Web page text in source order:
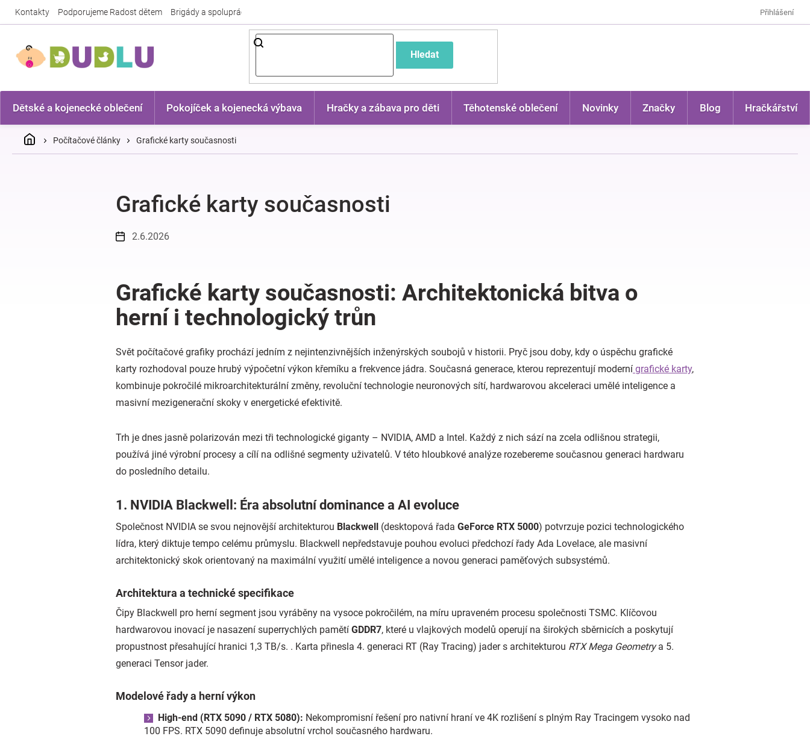
Kontakty Podporujeme Radost dětem Brigády a spolupráce Přihlášení
Hledat
Dětské a kojenecké oblečení Pokojíček a kojenecká výbava Hračky a zábava pro děti Těhotenské oblečení Novinky Značky Blog Hračkářství
DomůPočítačové články Grafické karty současnosti
Grafické karty současnosti
2.6.2026
Grafické karty současnosti: Architektonická bitva o
herní i technologický trůn
Svět počítačové grafiky prochází jedním z nejintenzivnějších inženýrských soubojů v historii. Pryč jsou doby, kdy o úspěchu grafické
karty rozhodoval pouze hrubý výpočetní výkon křemíku a frekvence jádra. Současná generace, kterou reprezentují moderní grafické karty,
kombinuje pokročilé mikroarchitekturální změny, revoluční technologie neuronových sítí, hardwarovou akceleraci umělé inteligence a
masivní mezigenerační skoky v energetické efektivitě.
Trh je dnes jasně polarizován mezi tři technologické giganty – NVIDIA, AMD a Intel. Každý z nich sází na zcela odlišnou strategii,
používá jiné výrobní procesy a cílí na odlišné segmenty uživatelů. V této hloubkové analýze rozebereme současnou generaci hardwaru
do posledního detailu.
1. NVIDIA Blackwell: Éra absolutní dominance a AI evoluce
Společnost NVIDIA se svou nejnovější architekturou Blackwell (desktopová řada GeForce RTX 5000) potvrzuje pozici technologického
lídra, který diktuje tempo celému průmyslu. Blackwell nepředstavuje pouhou evoluci předchozí řady Ada Lovelace, ale masivní
architektonický skok orientovaný na maximální využití umělé inteligence a novou generaci paměťových subsystémů.
Architektura a technické specifikace
Čipy Blackwell pro herní segment jsou vyráběny na vysoce pokročilém, na míru upraveném procesu společnosti TSMC. Klíčovou
hardwarovou inovací je nasazení superrychlých pamětí GDDR7, které u vlajkových modelů operují na širokých sběrnicích a poskytují
propustnost přesahující hranici 1,3 TB/s. . Karta přinesla 4. generaci RT (Ray Tracing) jader s architekturou RTX Mega Geometrya 5.
generaci Tensor jader.
Modelové řady a herní výkon
High-end (RTX 5090 / RTX 5080): Nekompromisní řešení pro nativní hraní ve 4K rozlišení s plným Ray Tracingem vysoko nad
100 FPS. RTX 5090 definuje absolutní vrchol současného hardwaru.